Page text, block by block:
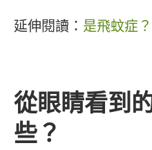
延伸閱讀： 是飛蚊症
從眼睛看到
些？